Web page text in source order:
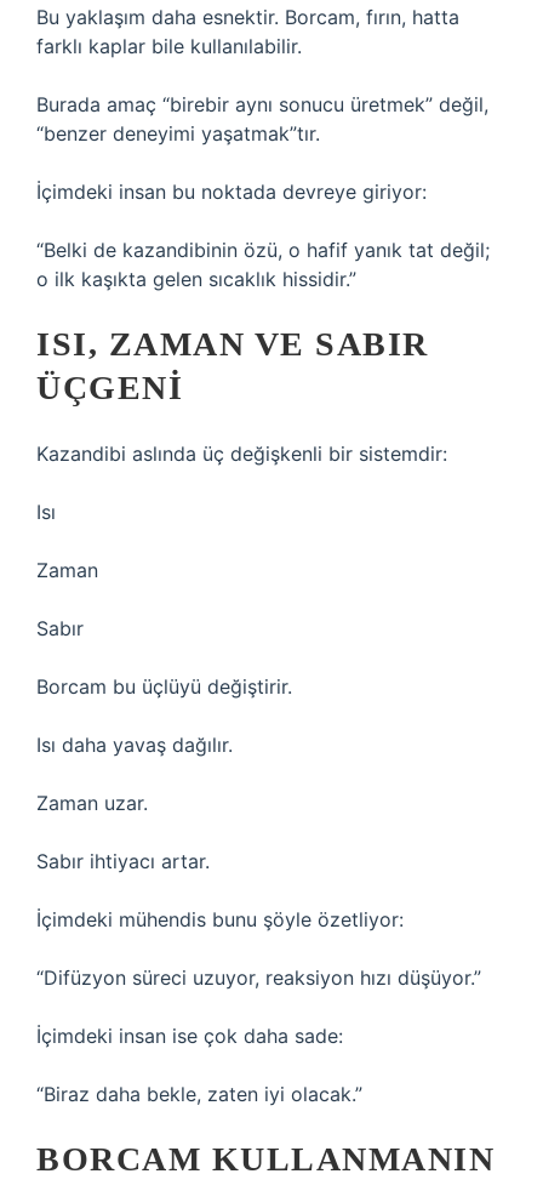
Bu yaklaşım daha esnektir. Borcam, fırın, hatta
farklı kaplar bile kullanılabilir.
Burada amaç “birebir aynı sonucu üretmek” değil,
“benzer deneyimi yaşatmak”tır.
İçimdeki insan bu noktada devreye giriyor:
“Belki de kazandibinin özü, o hafif yanık tat değil;
o ilk kaşıkta gelen sıcaklık hissidir.”
ISI, ZAMAN VE SABIR
ÜÇGENI
Kazandibi aslında üç değişkenli bir sistemdir:
Isı
Zaman
Sabır
Borcam bu üçlüyü değiştirir.
Isı daha yavaş dağılır.
Zaman uzar.
Sabır ihtiyacı artar.
İçimdeki mühendis bunu şöyle özetliyor:
“Difüzyon süreci uzuyor, reaksiyon hızı düşüyor.”
İçimdeki insan ise çok daha sade:
“Biraz daha bekle, zaten iyi olacak.”
BORCAM KULLANMANIN